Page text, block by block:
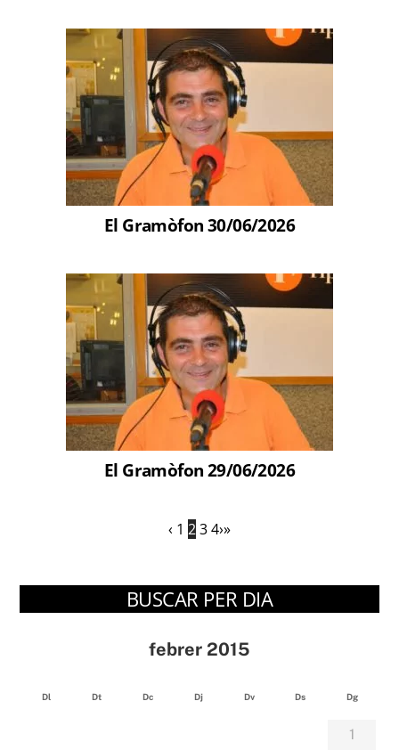
El Gramòfon 30/06/2026
El Gramòfon 29/06/2026
‹ 1 234›»
BUSCAR PER DIA
febrer 2015
Dl Dt Dc Dj Dv Ds Dg
1